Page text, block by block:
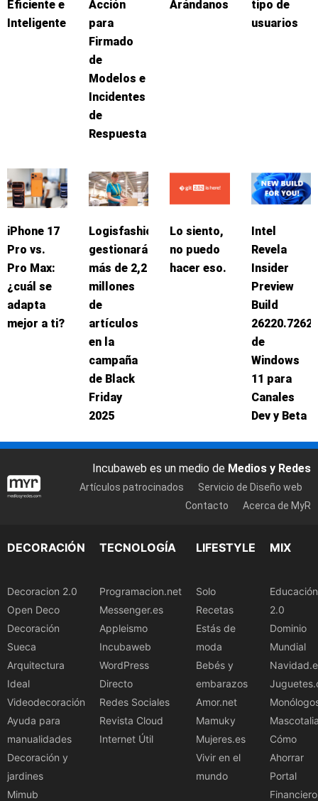
Eficiente e
Inteligente
Acción
para
Firmado
de
Modelos e
Incidentes
de
Respuesta
Arándanos
tipo de
usuarios
iPhone 17
Pro vs.
Pro Max:
¿cuál se
adapta
mejor a ti?
Logisfashion
gestionará
más de 2,2
millones
de
artículos
en la
campaña
de Black
Friday
2025
Lo siento,
no puedo
hacer eso.
Intel
Revela
Insider
Preview
Build
26220.7262
de
Windows
11 para
Canales
Dev y Beta
Incubaweb es un medio de Medios y Redes
Artículos patrocinados
Servicio de Diseño web
Contacto
Acerca de MyR
DECORACIÓN
Decoracion 2.0
Open Deco
Decoración
Sueca
Arquitectura
Ideal
Videodecoración
Ayuda para
manualidades
Decoración y
jardines
Mimub
TECNOLOGÍA
Programacion.net
Messenger.es
Appleismo
Incubaweb
WordPress
Directo
Redes Sociales
Revista Cloud
Internet Útil
LIFESTYLE
Solo
Recetas
Estás de
moda
Bebés y
embarazos
Amor.net
Mamuky
Mujeres.es
Vivir en el
mundo
MIX
Educación
2.0
Dominio
Mundial
Cómo
Ahorrar
Portal
Financiero